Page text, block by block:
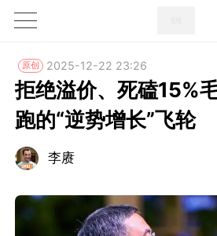
1X
原创 2025-12-22 23:26
拒绝溢价、死磕15%
跑的“逆势增长”飞轮
李赓